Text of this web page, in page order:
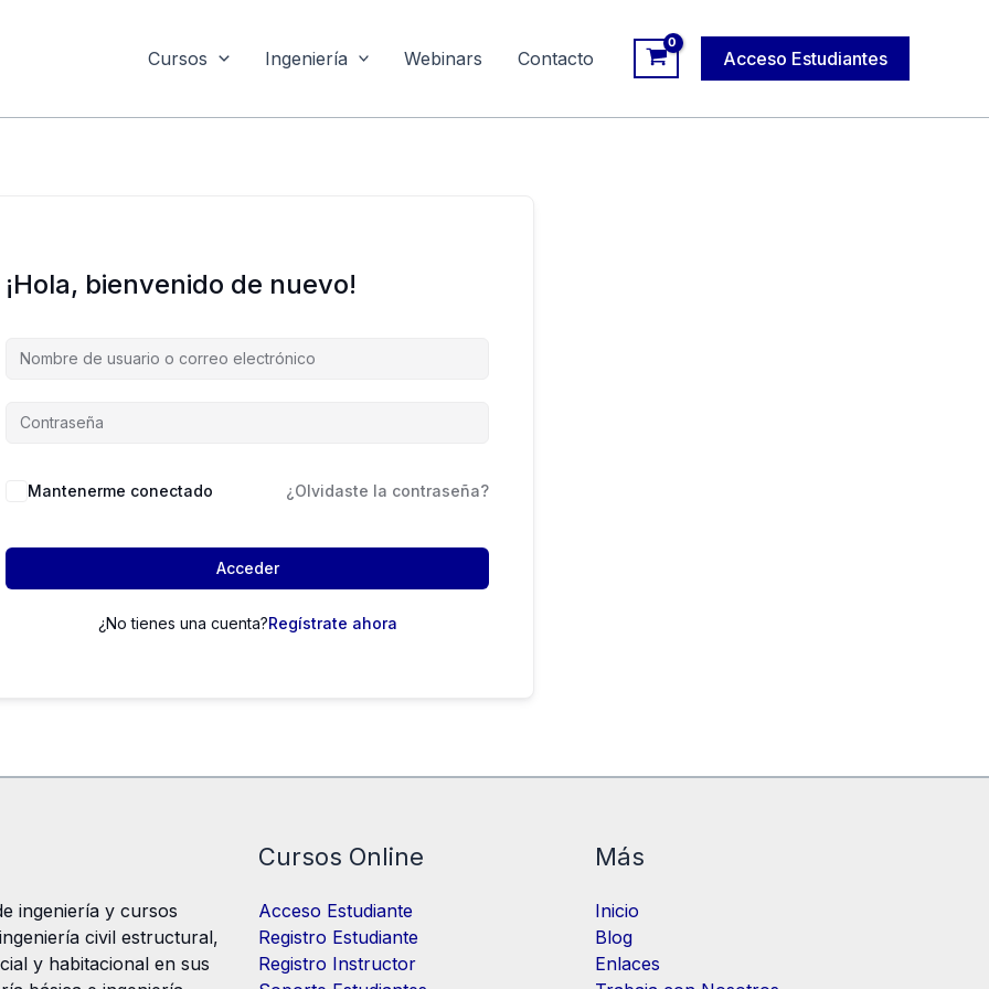
Cursos Ingeniería Webinars Contacto Acceso Estudiantes
¡Hola, bienvenido de nuevo!
Mantenerme conectado ¿Olvidaste la contraseña?
Acceder
¿No tienes una cuenta?Regístrate ahora
ingeniería y cursos
civil estructural,
y habitacional en sus
Cursos Online
Acceso Estudiante
Registro Estudiante
Registro Instructor
Más
Inicio
Blog
Enlaces